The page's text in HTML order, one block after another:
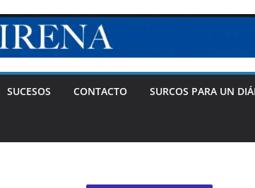
SUCESOS CONTACTO SURCOS PARA UN